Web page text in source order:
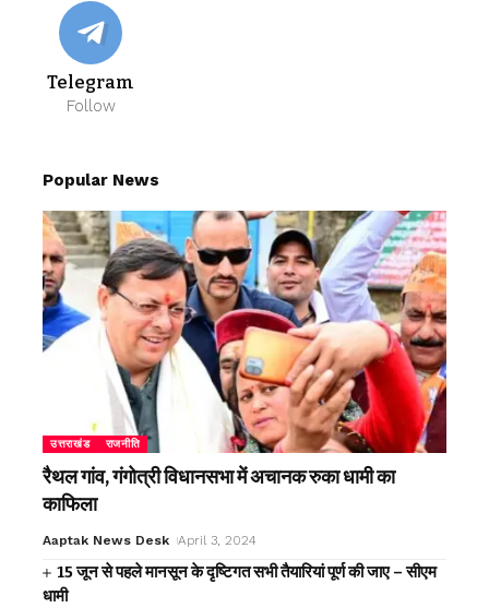
Telegram
Follow
Popular News
उत्तराखंड राजनीति
रैथल गांव, गंगोत्री विधानसभा में अचानक रुका धामी का
काफिला
Aaptak News Desk April 3, 2024
15 जून से पहले मानसून के दृष्टिगत सभी तैयारियां पूर्ण की जाए – सीएम
धामी